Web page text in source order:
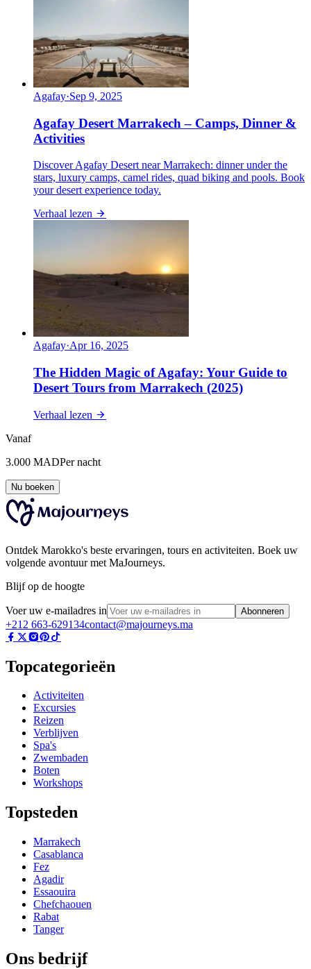
Agafay·Sep 9, 2025
Agafay Desert Marrakech – Camps, Dinner &
Activities
Discover Agafay Desert near Marrakech: dinner under the
stars, luxury camps, camel rides, quad biking and pools. Book
your desert experience today.
Verhaal lezen
Agafay·Apr 16, 2025
The Hidden Magic of Agafay: Your Guide to
Desert Tours from Marrakech (2025)
Verhaal lezen
Vanaf
3.000 MADPer nacht
Nu boeken
Ontdek Marokko's beste ervaringen, tours en activiteiten. Boek uw
volgende avontuur met MaJourneys.
Blijf op de hoogte
Voer uw e-mailadres in Abonneren
+212 663-629134contact@majourneys.ma
Topcategorieën
Activiteiten
Excursies
Reizen
Verblijven
Spa's
Zwembaden
Boten
Workshops
Topsteden
Marrakech
Casablanca
Fez
Agadir
Essaouira
Chefchaouen
Rabat
Tanger
Ons bedrijf